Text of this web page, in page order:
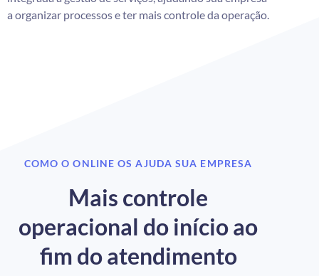
a organizar processos e ter mais controle da operação.
COMO O ONLINE OS AJUDA SUA EMPRESA
Mais controle
operacional do início ao
fim do atendimento